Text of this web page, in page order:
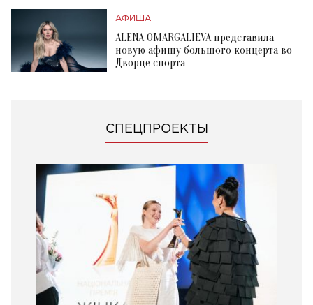
АФИША
ALENA OMARGALIEVA представила
новую афишу большого концерта во
Дворце спорта
СПЕЦПРОЕКТЫ